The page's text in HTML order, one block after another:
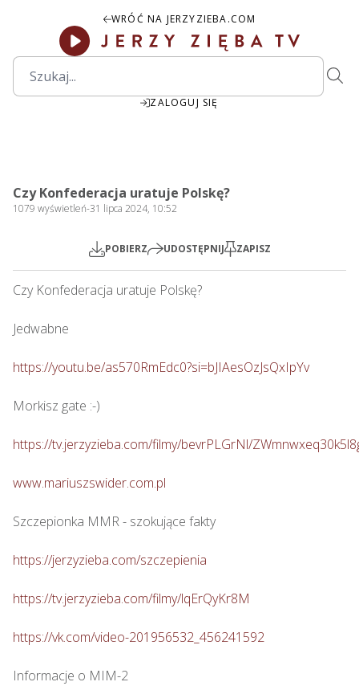
WRÓĆ NA JERZYZIEBA.COM
ZALOGUJ SIĘ
Play
Czy Konfederacja uratuje Polskę?
1079 wyświetleń-31 lipca 2024, 10:52
POBIERZ UDOSTĘPNIJ ZAPISZ
Czy Konfederacja uratuje Polskę?
Jedwabne
https://youtu.be/as570RmEdc0?si=bJIAesOzJsQxIpYv
Morkisz gate :-)
https://tv.jerzyzieba.com/filmy/bevrPLGrNl/
www.mariuszswider.com.pl
Szczepionka MMR - szokujące fakty
https://jerzyzieba.com/szczepienia
https://tv.jerzyzieba.com/filmy/lqErQyKr8M
https://vk.com/video-201956532_456241592
Informacje o MIM-2